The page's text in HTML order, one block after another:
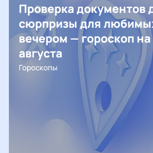
Проверка документов
сюрпризы для
вечером — гороскоп на
августа
Гороскопы